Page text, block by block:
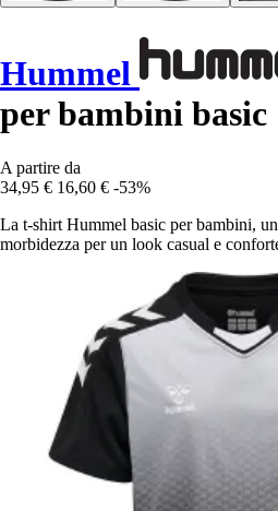
Hummel
per bambini basic
A partire da
34,95 € 16,60 € -53%
La t-shirt Hummel basic per bambini,
morbidezza per un look casual e